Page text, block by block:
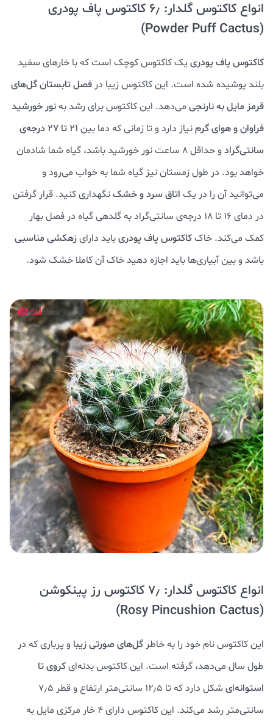
انواع کاکتوس گلدار: ۶٫ کاکتوس پاف پودری
(Powder Puff Cactus)
کاکتوس پاف پودری یک کاکتوس کوچک است که با خارهای سفید
بلند پوشیده شده است. این کاکتوس زیبا در فصلتابستان گل‌های
قرمز مایل به نارنجی می‌دهد. این کاکتوس برای رشد بهنور خورشید
فراوان و هوای گرمنیاز دارد و تا زمانی که دما بین
۲۱ تا ۲۷ درجه‌ی
سانتی‌گراد
و حداقل ۸ ساعت نور خورشید باشد، گیاه شما شادمان
خواهد بود. در طول زمستان نیز گیاه شما به خواب می‌رود و
می‌توانید آن را در یک اتاق سرد و خشکنگهداری کنید. قرار گرفتن
در دمای ۱۶ تا ۱۸ درجه‌ی سانتی‌گراد به گلدهی گیاه در فصل بهار
کمک می‌کند. خاککاکتوس پاف پودریباید دارایزهکشی مناسبی
باشد و بین آبیاری‌ها باید اجازه دهید خاک آن کاملا خشک شود.
انواع کاکتوس گلدار: ۷٫ کاکتوس رز پینکوشن
(Rosy Pincushion Cactus)
این کاکتوس نام خود را به خاطر گل‌های صورتی زیبا و پرباری که در
طول سال می‌دهد، گرفته است. این کاکتوس بدنه‌ایکروی تا
استوانه‌ای
شکل دارد که تا ۱۲٫۵ سانتی‌متر ارتفاع و قطر ۷٫۵
سانتی‌متر رشد می‌کند. این کاکتوس دارای ۴ خار مرکزی مایل به